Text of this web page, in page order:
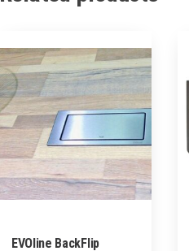
EVOline BackFlip